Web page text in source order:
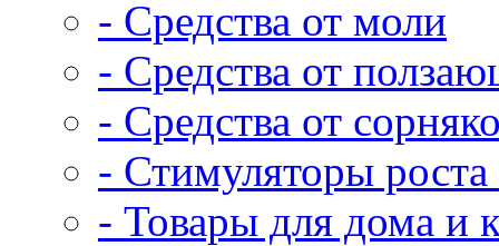
- Средства от моли
- Средства от
- Средства от
- Стимуляторы роста
- Товары для дома и